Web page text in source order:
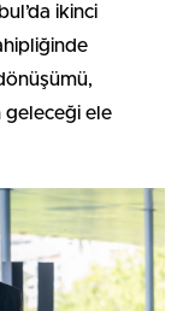
ikinci
ele